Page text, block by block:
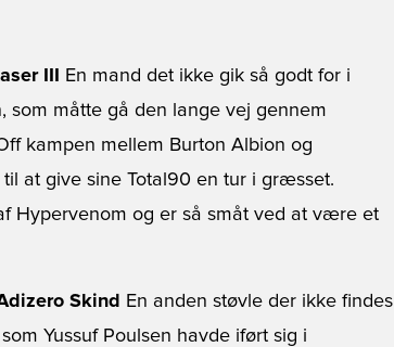
III
En mand det ikke gik så godt for i
som måtte gå den lange vej gennem
kampen mellem Burton Albion og
at give sine Total90 en tur i græsset.
Hypervenom og er så småt ved at være et
Skind En anden støvle der ikke findes
Yussuf Poulsen havde iført sig i